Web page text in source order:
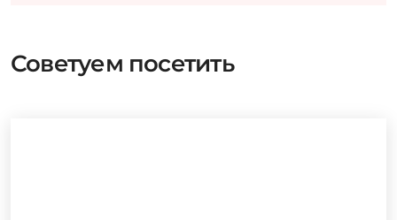
Советуем посетить